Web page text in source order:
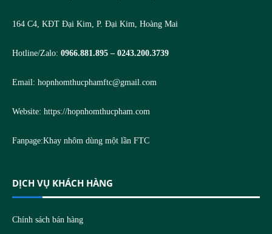
164 C4, KĐT Đại Kim, P. Đại Kim, Hoàng Mai
Hotline/Zalo: 0966.881.895 – 0243.200.3739
Email: hopnhomthucphamftc@gmail.com
Website: https://hopnhomthucpham.com
Fanpage:Khay nhôm dùng một lần FTC
DỊCH VỤ KHÁCH HÀNG
Chính sách bán hàng